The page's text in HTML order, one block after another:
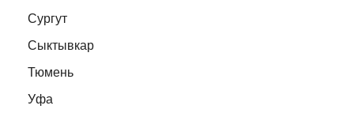
Сургут
Сыктывкар
Тюмень
Уфа